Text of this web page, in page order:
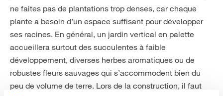
ne faites pas de plantations trop denses, car chaque
plante a besoin d’un espace suffisant pour développer
ses racines. En général, un jardin vertical en palette
accueillera surtout des succulentes à faible
développement, diverses herbes aromatiques ou de
robustes fleurs sauvages qui s’accommodent bien du
peu de volume de terre. Lors de la construction, il faut